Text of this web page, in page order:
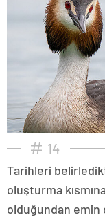
14
Tarihleri
oluşturma
olduğundan emin